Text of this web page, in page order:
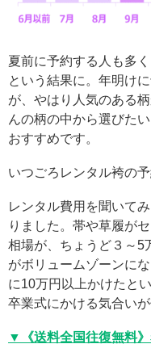
夏前に予約する人も多
という結果に。年明け
が、やはり人気のある
んの柄の中から選びた
おすすめです。
いつごろレンタル袴の
レンタル費用を聞いて
りました。帯や草履が
相場が、ちょうど３～5
がボリュームゾーンに
に10万円以上かけたと
卒業式にかける気合いが
▼《送料全国往復無料